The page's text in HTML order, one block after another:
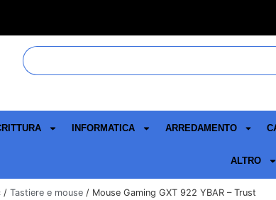
INFORMATICA ARREDAMENTO
ALTRO
/ Tastiere e mouse / Mouse Gaming GXT 922 YBAR – Trust